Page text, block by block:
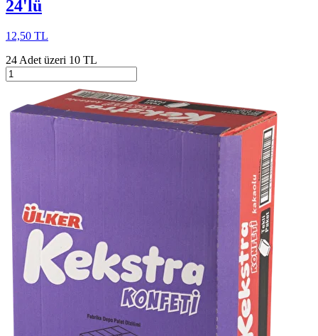
24'lü
12,50 TL
24 Adet üzeri 10 TL